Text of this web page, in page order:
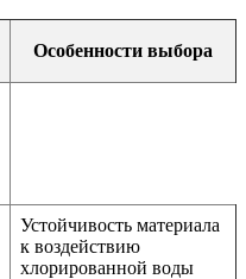
Особенности выбора
Устойчивость материала
к воздействию
хлорированной воды